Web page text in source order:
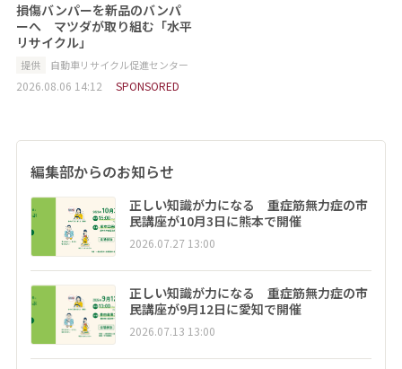
損傷バンパーを新品のバンパ
ーへ マツダが取り組む「水平
リサイクル」
提供 自動車リサイクル促進センター
2026.08.06 14:12 SPONSORED
編集部からのお知らせ
正しい知識が力になる 重症筋無力症の市
民講座が10月3日に熊本で開催
2026.07.27 13:00
正しい知識が力になる 重症筋無力症の市
民講座が9月12日に愛知で開催
2026.07.13 13:00